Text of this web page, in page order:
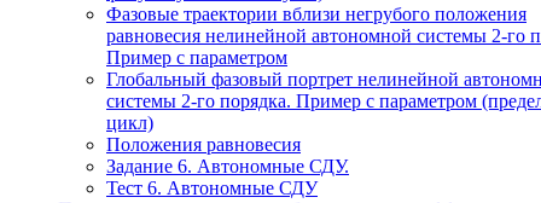
Фазовые траектории вблизи негрубого положения
равновесия нелинейной автономной системы 2-го
Пример с параметром
Глобальный фазовый портрет нелинейной
системы 2-го порядка. Пример с параметром
цикл)
Положения равновесия
Задание 6. Автономные СДУ.
Тест 6. Автономные СДУ